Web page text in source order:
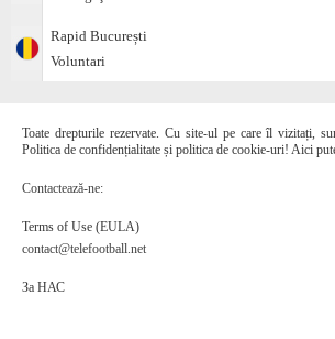
Rapid București
Voluntari
Toate drepturile rezervate. Cu site-ul pe care îl vizitați,
Politica de confidențialitate și politica de cookie-uri! Aici
Contactează-ne:
Terms of Use (EULA)
contact@telefootball.net
За НАС